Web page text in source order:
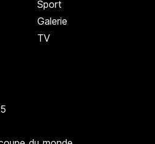
Sport
Galerie
TV